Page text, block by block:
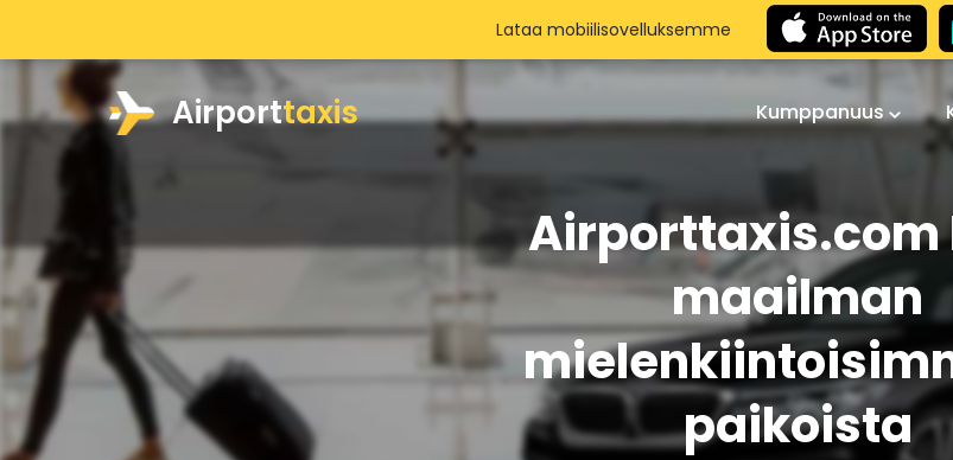
Airporttaxis Kumppanuus
Airporttaxis.com
maailman
paikoista
Lataa mobiilisovelluksemme